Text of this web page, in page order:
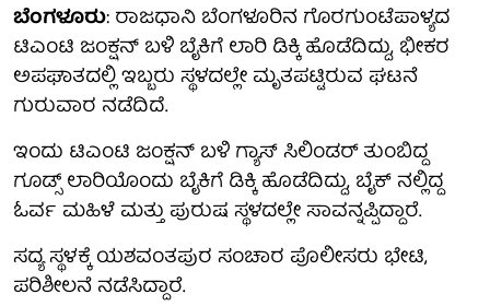
ಬೆಂಗಳೂರು: ರಾಜಧಾನಿ ಬೆಂಗಳೂರಿನ ಗೊರಗುಂಟೆಪಾಳ್ಯದ
ಟಿಎಂಟಿ ಜಂಕ್ಷನ್ ಬಳಿ ಬೈಕಿಗೆ ಲಾರಿ ಡಿಕ್ಕಿ ಹೊಡೆದಿದ್ದು, ಭೀಕರ
ಅಪಘಾತದಲ್ಲಿ ಇಬ್ಬರು ಸ್ಥಳದಲ್ಲೇ ಮೃತಪಟ್ಟಿರುವ ಘಟನೆ
ಗುರುವಾರ ನಡೆದಿದೆ.
ಇಂದು ಟಿಎಂಟಿ ಜಂಕ್ಷನ್ ಬಳಿ ಗ್ಯಾಸ್‌ ಸಿಲಿಂಡರ್‌ ತುಂಬಿದ್ದ
ಗೂಡ್ಸ್‌ ಲಾರಿಯೊಂದು ಬೈಕಿಗೆ ಡಿಕ್ಕಿ ಹೊಡೆದಿದ್ದು, ಬೈಕ್ ನಲ್ಲಿದ್ದ
ಓರ್ವ ಮಹಿಳೆ ಮತ್ತು ಪುರುಷ ಸ್ಥಳದಲ್ಲೇ ಸಾವನ್ನಪ್ಪಿದ್ದಾರೆ.
ಸದ್ಯ ಸ್ಥಳಕ್ಕೆ ಯಶವಂತಪುರ ಸಂಚಾರ ಪೊಲೀಸರು ಭೇಟಿ,
ಪರಿಶೀಲನೆ ನಡೆಸಿದ್ದಾರೆ.